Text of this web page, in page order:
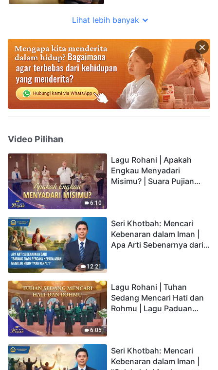
Lihat lebih banyak
Video Pilihan
6:10
Lagu Rohani | Apakah
Engkau Menyadari
Misimu? | Suara Pujian
12:21
Seri Khotbah: Mencari
Kebenaran dalam Iman |
Apa Arti Sebenarnya dari
6:05
Lagu Rohani | Tuhan
Sedang Mencari Hati dan
Rohmu | Lagu Paduan
Seri Khotbah: Mencari
Kebenaran dalam Iman |